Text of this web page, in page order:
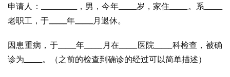
申请人：__________，男，今年_____岁，家住_____。系_____
老职工，于_____年_____月退休。
因患重病，于_____年_____月在_____医院_____科检查，被确
诊为_____。（之前的检查到确诊的经过可以简单描述）